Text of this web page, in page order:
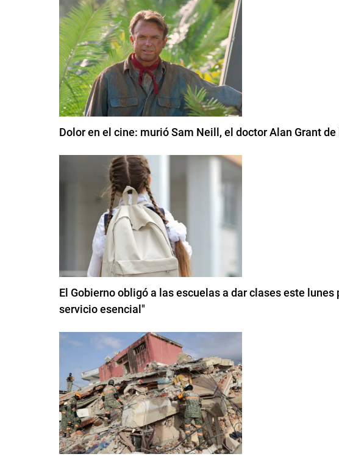
Dolor en el cine: murió Sam Neill, el doctor Alan Grant
El Gobierno obligó a las escuelas a dar clases este lunes
servicio esencial"